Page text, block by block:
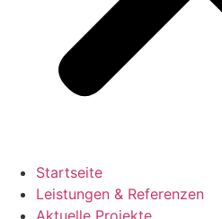
Startseite
Leistungen & Referenzen
Aktuelle Projekte